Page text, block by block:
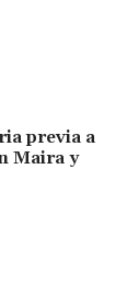
previa a
Maira y